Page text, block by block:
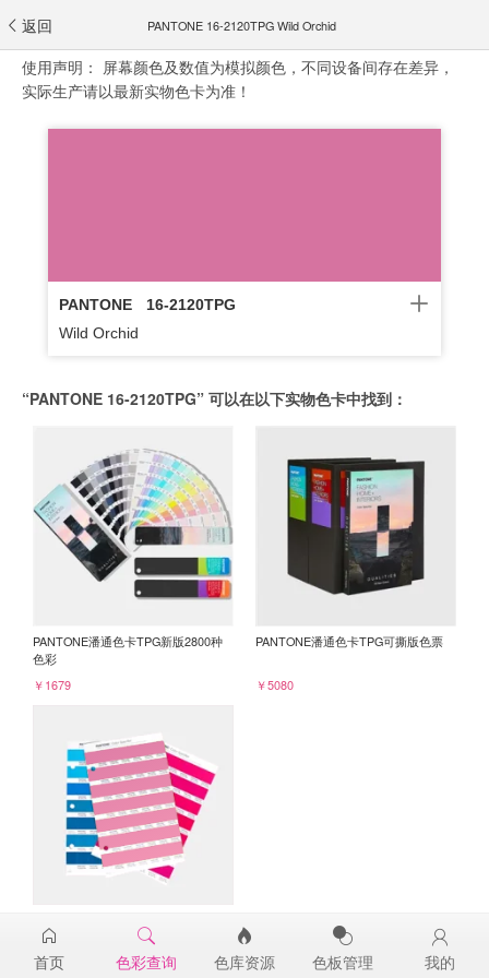
返回 PANTONE 16-2120TPG Wild Orchid
使用声明： 屏幕颜色及数值为模拟颜色，不同设备间存在差异，
实际生产请以最新实物色卡为准！
PANTONE
16-2120TPG
Wild Orchid
“PANTONE 16-2120TPG” 可以在以下实物色卡中找到：
PANTONE潘通色卡TPG新版2800种
色彩
￥1679
PANTONE潘通色卡TPG可撕版色票
￥5080
16-2120TPG
￥98
首页 色彩查询 色库资源 色板管理 我的